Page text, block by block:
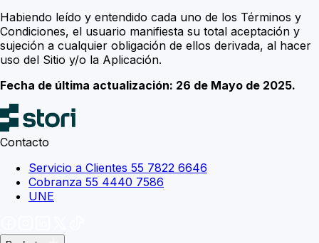
Habiendo leído y entendido cada uno de los Términos y
Condiciones, el usuario manifiesta su total aceptación y
sujeción a cualquier obligación de ellos derivada, al hacer
uso del Sitio y/o la Aplicación.
Fecha de última actualización: 26 de Mayo de 2025.
Contacto
Servicio a Clientes 55 7822 6646
Cobranza 55 4440 7586
UNE